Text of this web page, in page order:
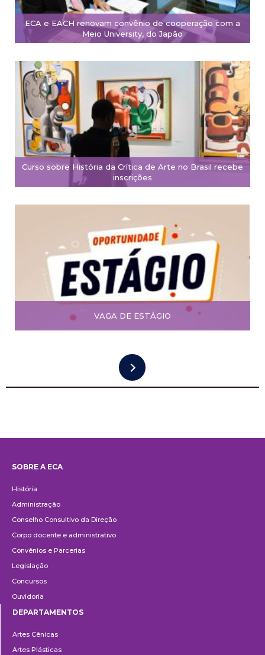
ECA e EACH renovam convênio de cooperação com a
Meio University, do Japão
Curso sobre História da Crítica de Arte no Brasil recebe
inscrições
VAGA DE ESTÁGIO
SOBRE A ECA
História
Administração
Conselho Consultivo da Direção
Corpo docente e administrativo
Convênios e Parcerias
Legislação
Concursos
Ouvidoria
DEPARTAMENTOS
Artes Cênicas
Artes Plásticas